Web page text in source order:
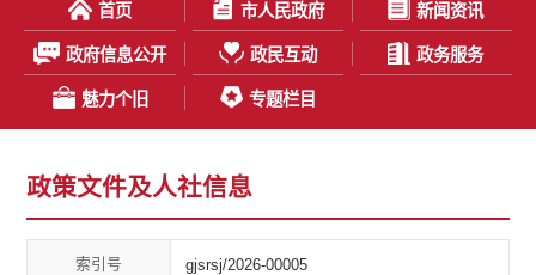
首页 市人民政府 新闻资讯
政府信息公开 政民互动 政务服务
魅力个旧 专题栏目
政策文件及人社信息
索引号 gjsrsj/2026-00005